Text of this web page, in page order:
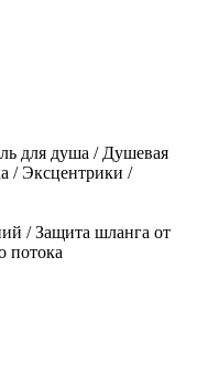
для душа / Душевая
/ Эксцентрики /
/ Защита шланга от
потока